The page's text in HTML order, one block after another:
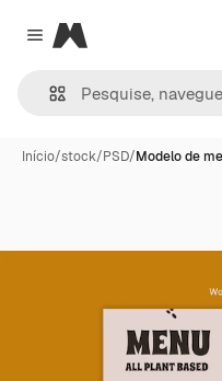
Close menu
Magnific
Início/stock/PSD/Modelo de